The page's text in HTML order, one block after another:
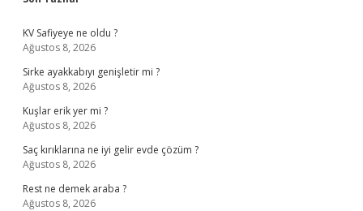
Sidebar
KV Safiyeye ne oldu ?
Ağustos 8, 2026
Sirke ayakkabıyı genişletir mi ?
Ağustos 8, 2026
Kuşlar erik yer mi ?
Ağustos 8, 2026
Saç kırıklarına ne iyi gelir evde çözüm ?
Ağustos 8, 2026
Rest ne demek araba ?
Ağustos 8, 2026